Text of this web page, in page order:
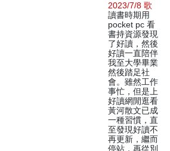
2023/7/8 歌
讀書時期用
pocket pc 看
書持資源發現
了好讀，然後
好讀一直陪伴
我至大學畢業
然後踏足社
會。雖然工作
事忙，但是上
好讀網閒逛看
黃河散文已成
一種習慣，直
至發現好讀不
再更新，繼而
停站，再從別